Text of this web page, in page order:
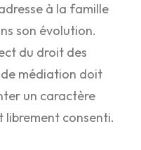
à la famille
son évolution.
du droit des
de médiation doit
un caractère
consenti.